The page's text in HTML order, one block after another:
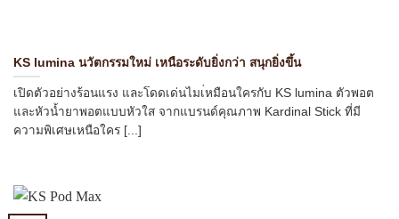
KS lumina นวัตกรรมใหม่ เหนือระดับยิ่งกว่า สนุกยิ่งขึ้น
เปิดตัวอย่างร้อนแรง และโดดเด่นไมเ่หมือนใครกับ KS lumina ตัวพอต
และหัวน้ำยาพอตแบบหัวใส จากแบรนด์คุณภาพ Kardinal Stick ที่มี
ความพิเศษเหนือใคร [...]